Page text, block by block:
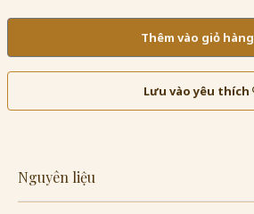
Thêm vào giỏ hàng
Lưu vào yêu thích
Nguyên liệu